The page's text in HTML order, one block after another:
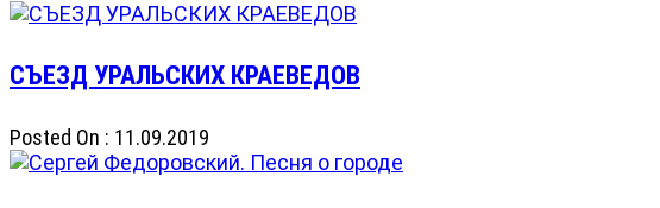
CЪЕЗД УРАЛЬСКИХ КРАЕВЕДОВ
Posted On : 11.09.2019